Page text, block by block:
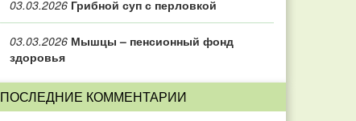
03.03.2026 Грибной суп с перловкой
03.03.2026 Мышцы – пенсионный фонд
здоровья
ПОСЛЕДНИЕ КОММЕНТАРИИ